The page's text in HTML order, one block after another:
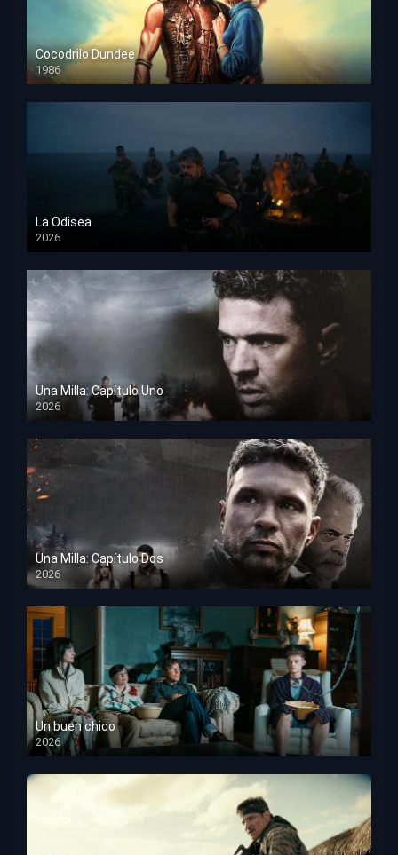
Cocodrilo Dundee
1986
HD 1080p
La Odisea
2026
TS Screener
Una Milla: Capítulo Uno
2026
HD 1080p
Una Milla: Capítulo Dos
2026
HD 1080p
Un buen chico
2026
HD 1080p